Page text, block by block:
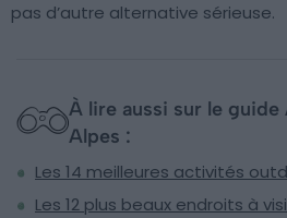
pas d’autre alternative sérieuse.
À lire aussi sur le
Alpes :
Les 14 meilleures activités
Les 12 plus beaux endroits à